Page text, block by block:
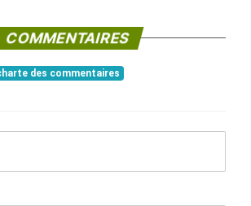
COMMENTAIRES
des commentaires